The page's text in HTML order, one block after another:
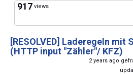
917 views
[RESOLVED] Laderegeln mit
(HTTP input "Zähler"/ KFZ)
2 years ago